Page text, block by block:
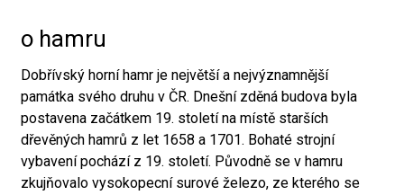
o hamru
Dobřívský horní hamr je největší a nejvýznamnější
památka svého druhu v ČR. Dnešní zděná budova byla
postavena začátkem 19. století na místě starších
dřevěných hamrů z let 1658 a 1701. Bohaté strojní
vybavení pochází z 19. století. Původně se v hamru
zkujňovalo vysokopecní surové železo, ze kterého se